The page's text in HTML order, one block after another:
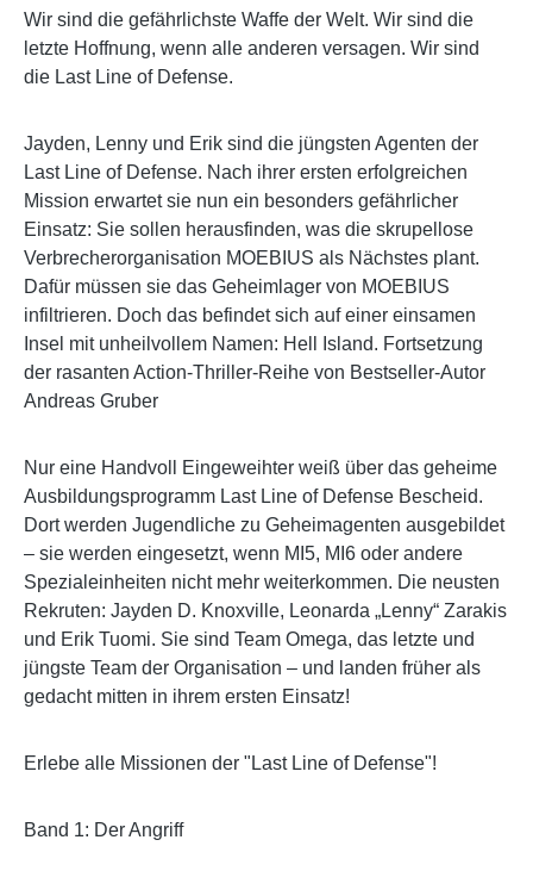
Wir sind die gefährlichste Waffe der Welt. Wir sind die
letzte Hoffnung, wenn alle anderen versagen. Wir sind
die Last Line of Defense.
Jayden, Lenny und Erik sind die jüngsten Agenten der
Last Line of Defense. Nach ihrer ersten erfolgreichen
Mission erwartet sie nun ein besonders gefährlicher
Einsatz: Sie sollen herausfinden, was die skrupellose
Verbrecherorganisation MOEBIUS als Nächstes plant.
Dafür müssen sie das Geheimlager von MOEBIUS
infiltrieren. Doch das befindet sich auf einer einsamen
Insel mit unheilvollem Namen: Hell Island. Fortsetzung
der rasanten Action-Thriller-Reihe von Bestseller-Autor
Andreas Gruber
Nur eine Handvoll Eingeweihter weiß über das geheime
Ausbildungsprogramm Last Line of Defense Bescheid.
Dort werden Jugendliche zu Geheimagenten ausgebildet
– sie werden eingesetzt, wenn MI5, MI6 oder andere
Spezialeinheiten nicht mehr weiterkommen. Die neusten
Rekruten: Jayden D. Knoxville, Leonarda „Lenny“ Zarakis
und Erik Tuomi. Sie sind Team Omega, das letzte und
jüngste Team der Organisation – und landen früher als
gedacht mitten in ihrem ersten Einsatz!
Erlebe alle Missionen der "Last Line of Defense"!
Band 1: Der Angriff